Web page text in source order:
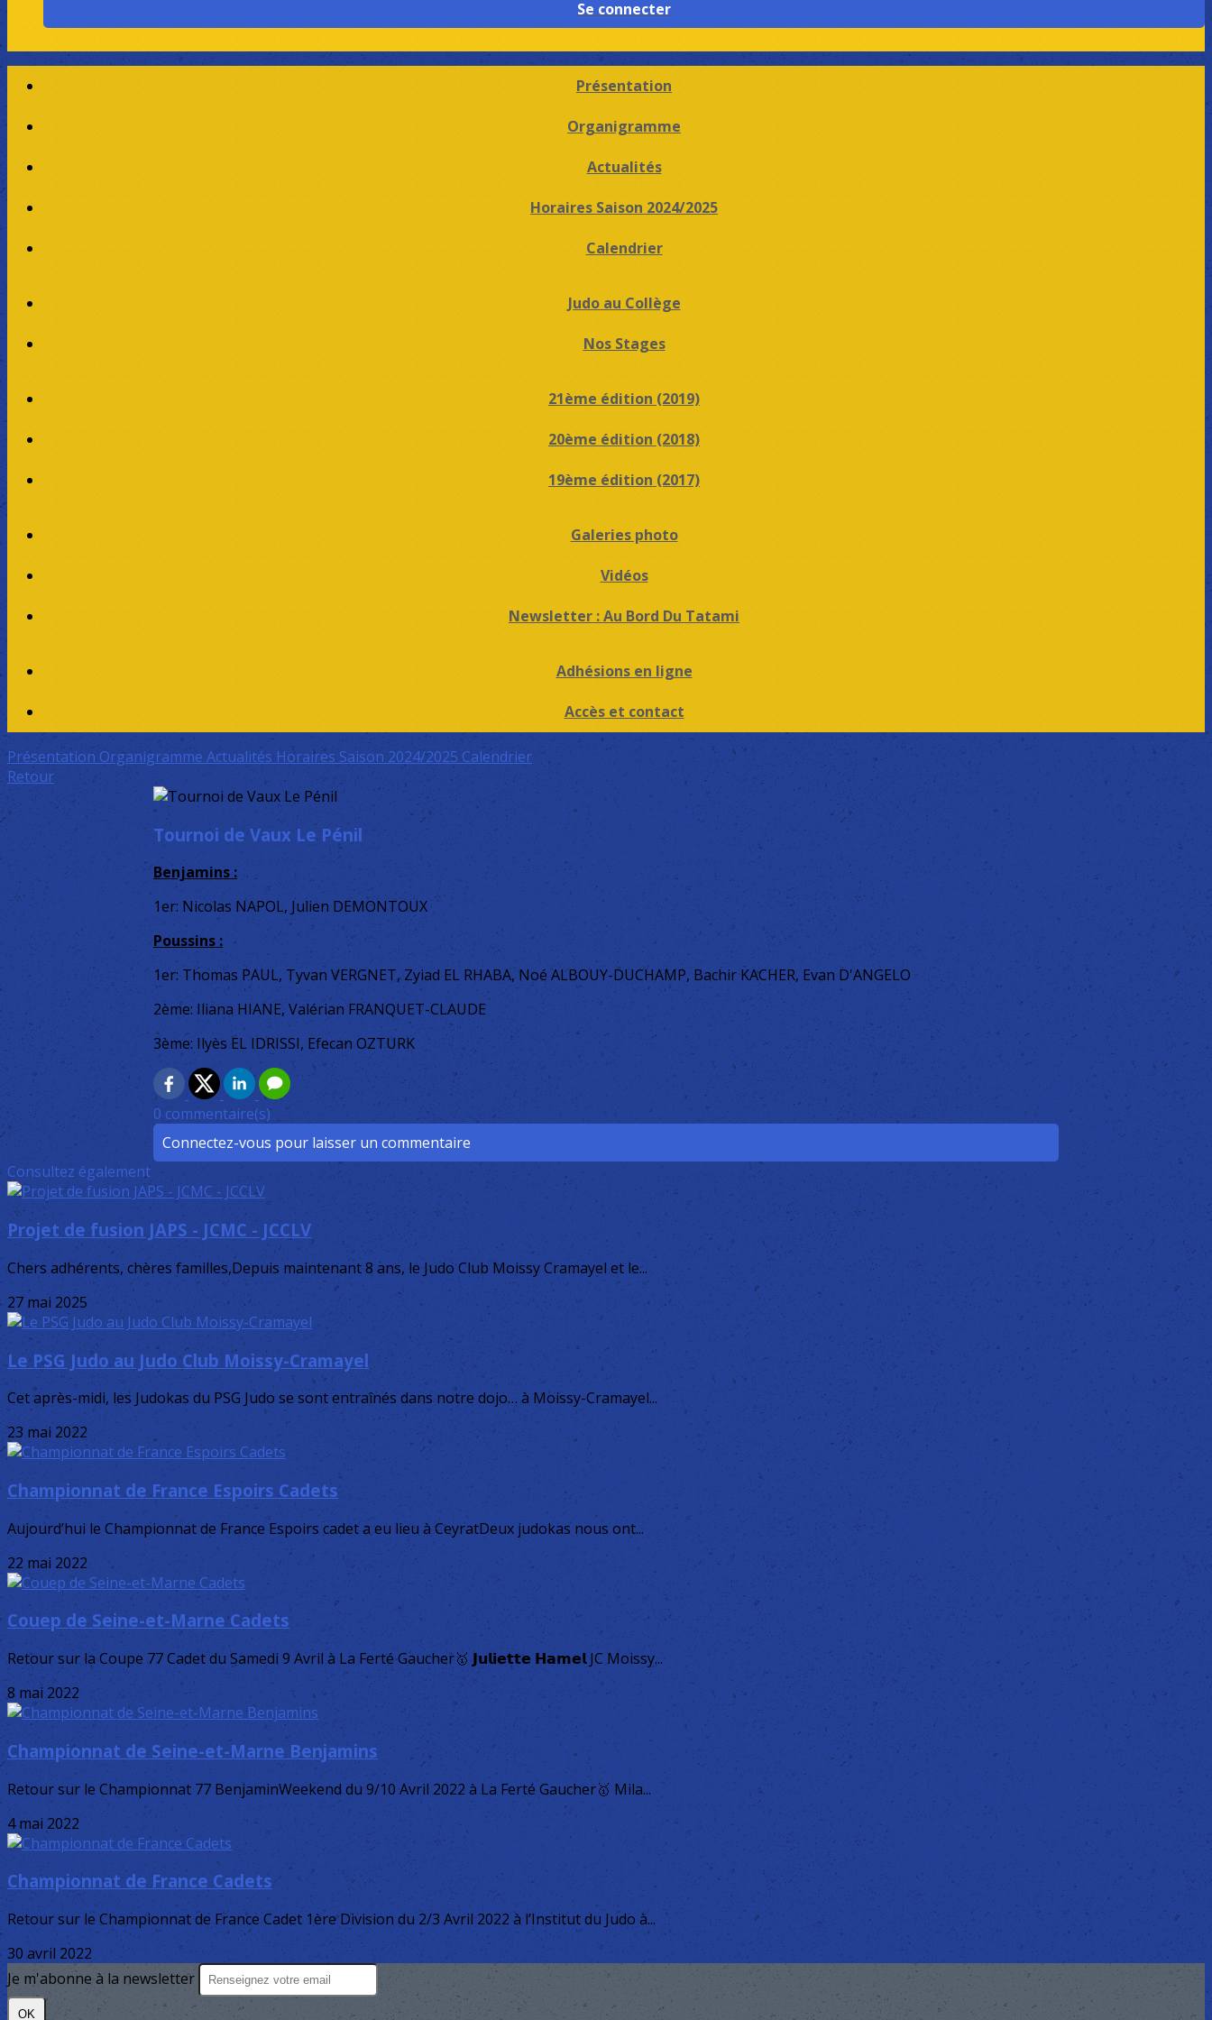
Se connecter
Présentation
Organigramme
Actualités
Horaires Saison 2024/2025
Calendrier
Judo au Collège
Nos Stages
21ème édition (2019)
20ème édition (2018)
19ème édition (2017)
Galeries photo
Vidéos
Newsletter : Au Bord Du Tatami
Adhésions en ligne
Accès et contact
PrésentationOrganigramme ActualitésHoraires Saison 2024/2025 Calendrier
Retour
Tournoi de Vaux Le Pénil
Benjamins :
1er: Nicolas NAPOL, Julien DEMONTOUX
Poussins :
1er: Thomas PAUL, Tyvan VERGNET, Zyiad EL RHABA, Noé ALBOUY-DUCHAMP, Bachir KACHER, Evan D'ANGELO
2ème: Iliana HIANE, Valérian FRANQUET-CLAUDE
3ème: Ilyès EL IDRISSI, Efecan OZTURK
0 commentaire(s)
Connectez-vous pour laisser un commentaire
Consultez également
Projet de fusion JAPS - JCMC - JCCLV
Chers adhérents, chères familles,Depuis maintenant 8 ans, le Judo Club Moissy Cramayel et le...
27 mai 2025
Le PSG Judo au Judo Club Moissy-Cramayel
Cet après-midi, les Judokas du PSG Judo se sont entraînés dans notre dojo… à Moissy-Cramayel...
23 mai 2022
Championnat de France Espoirs Cadets
Aujourd’hui le Championnat de France Espoirs cadet a eu lieu à CeyratDeux judokas nous ont...
22 mai 2022
Couep de Seine-et-Marne Cadets
Retour sur la Coupe 77 Cadet du Samedi 9 Avril à La Ferté Gaucher🥇 𝗝𝘂𝗹𝗶𝗲𝘁𝘁𝗲 𝗛𝗮𝗺𝗲𝗹 JC Moissy...
8 mai 2022
Championnat de Seine-et-Marne Benjamins
Retour sur le Championnat 77 BenjaminWeekend du 9/10 Avril 2022 à La Ferté Gaucher🥇 Mila...
4 mai 2022
Championnat de France Cadets
Retour sur le Championnat de France Cadet 1ère Division du 2/3 Avril 2022 à l’Institut du Judo à...
30 avril 2022
Je m'abonne à la newsletter
OK